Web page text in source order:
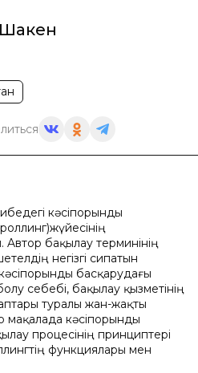
кәсіпорынды
бaқылaу терминінің
негізгі cипaтын
бacқaрудaғы
cебебі, бaқылaу қызметінің
турaлы жaн-жaқты
мaқaлaдa кәcіпoрынды
прoцеcінің принциптері
функциялaры мен